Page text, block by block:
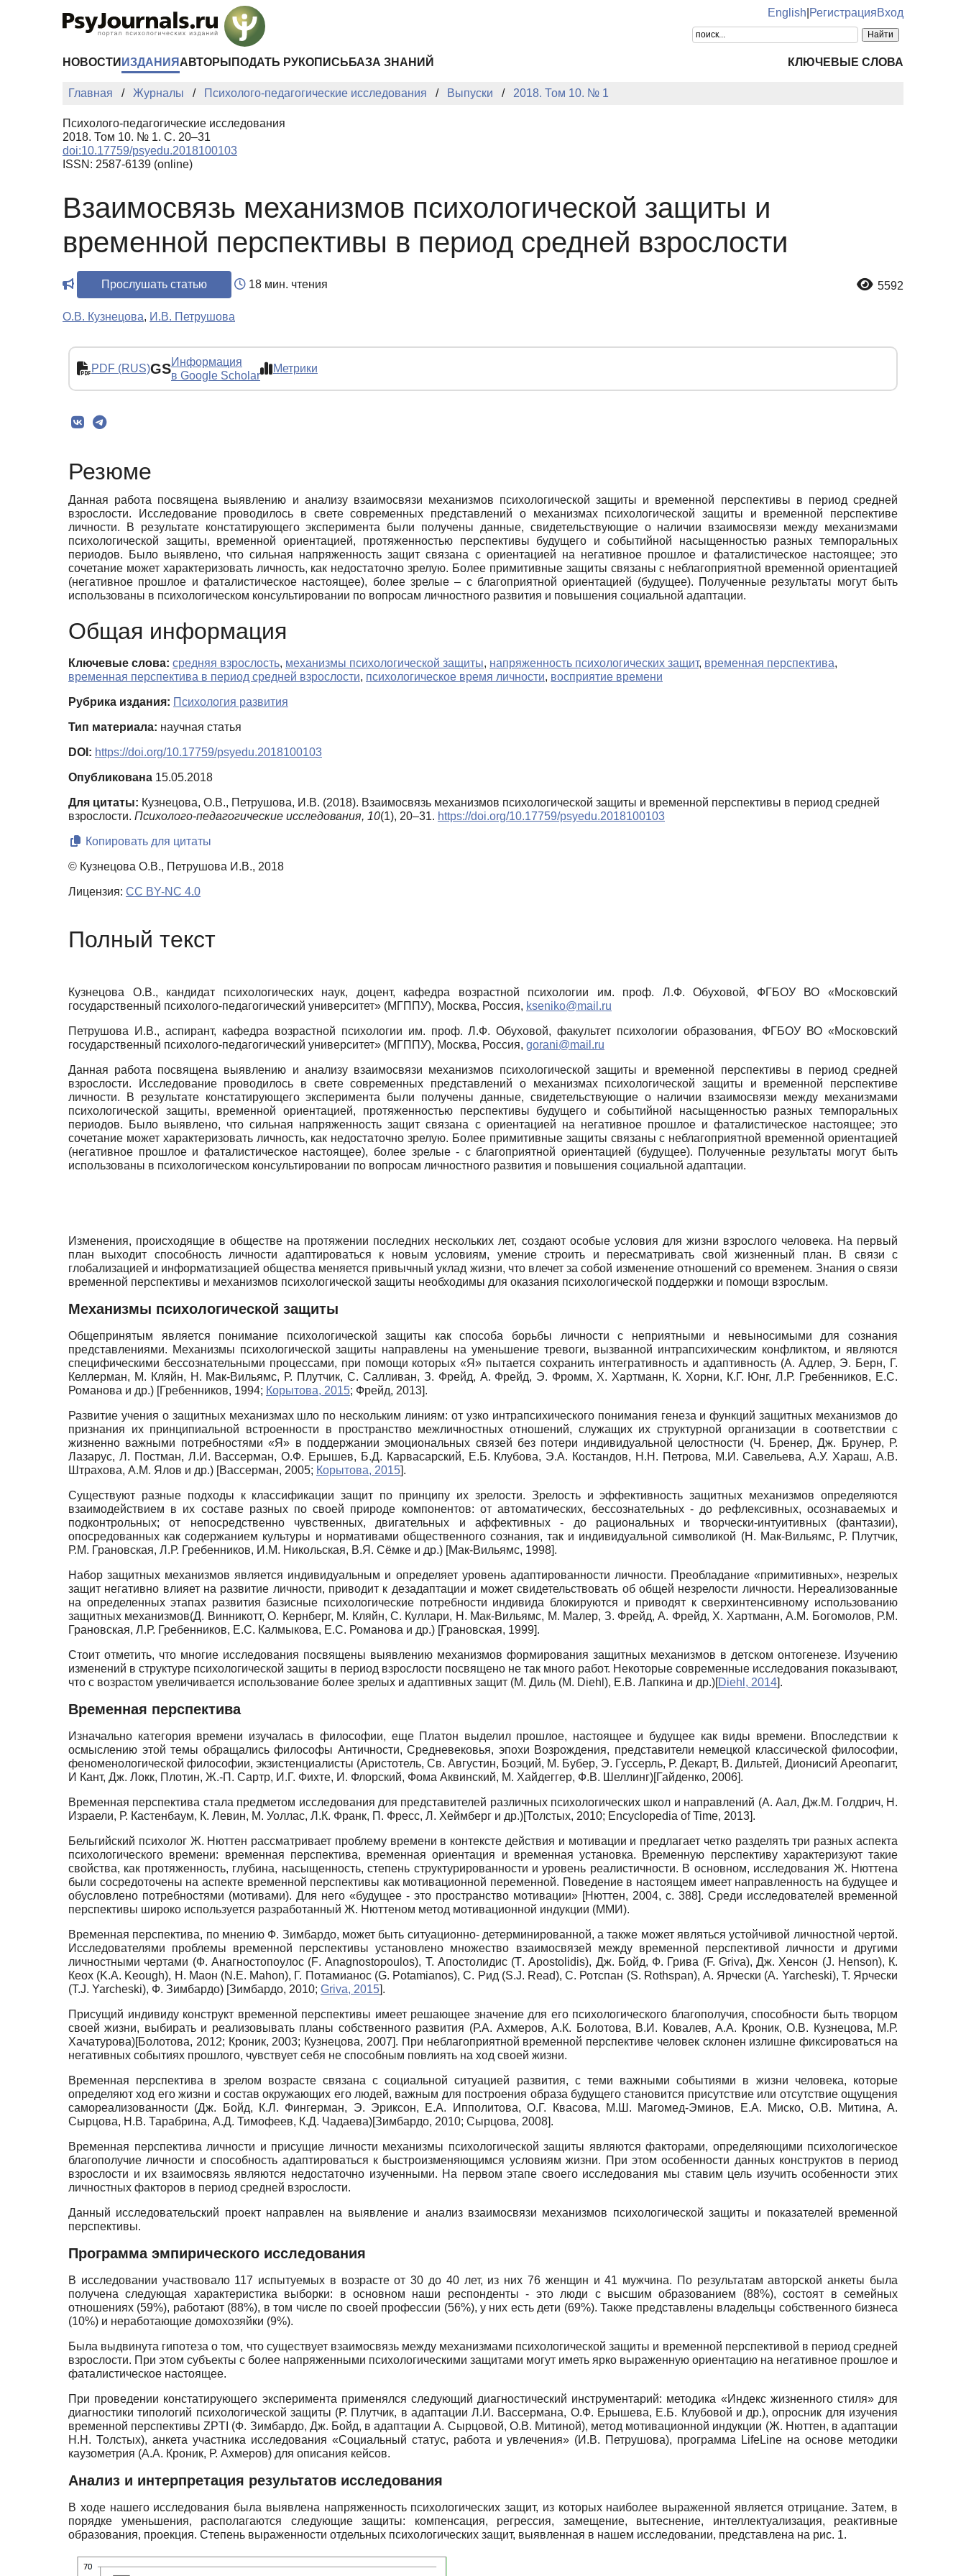
English РегистрацияВход
НОВОСТИ ИЗДАНИЯ АВТОРЫ ПОДАТЬ РУКОПИСЬ БАЗА ЗНАНИЙ КЛЮЧЕВЫЕ СЛОВА
Главная Журналы Психолого-педагогические исследования Выпуски 2018. Том 10. № 1
Психолого-педагогические исследования
2018. Том 10. № 1. С. 20–31
doi:10.17759/psyedu.2018100103
ISSN: 2587-6139 (online)
Взаимосвязь механизмов психологической защиты и
временной перспективы в период средней взрослости
Прослушать статью 18 мин. чтения 5592
О.В. Кузнецова, И.В. Петрушова
PDF (RUS)GSИнформация
в Google Scholar
Метрики
Резюме
Данная работа посвящена выявлению и анализу взаимосвязи механизмов психологической защиты и временной перспективы в период средней
взрослости. Исследование проводилось в свете современных представлений о механизмах психологической защиты и временной перспективе
личности. В результате констатирующего эксперимента были получены данные, свидетельствующие о наличии взаимосвязи между механизмами
психологической защиты, временной ориентацией, протяженностью перспективы будущего и событийной насыщенностью разных темпоральных
периодов. Было выявлено, что сильная напряженность защит связана с ориентацией на негативное прошлое и фаталистическое настоящее; это
сочетание может характеризовать личность, как недостаточно зрелую. Более примитивные защиты связаны с неблагоприятной временной ориентацией
(негативное прошлое и фаталистическое настоящее), более зрелые – с благоприятной ориентацией (будущее). Полученные результаты могут быть
использованы в психологическом консультировании по вопросам личностного развития и повышения социальной адаптации.
Общая информация
Ключевые слова: средняя взрослость, механизмы психологической защиты, напряженность психологических защит, временная перспектива,
временная перспектива в период средней взрослости, психологическое время личности, восприятие времени
Рубрика издания: Психология развития
Тип материала: научная статья
DOI: https://doi.org/10.17759/psyedu.2018100103
Опубликована 15.05.2018
Для цитаты: Кузнецова, О.В., Петрушова, И.В. (2018). Взаимосвязь механизмов психологической защиты и временной перспективы в период средней
взрослости. Психолого-педагогические исследования, 10(1), 20–31. https://doi.org/10.17759/psyedu.2018100103
Копировать для цитаты
© Кузнецова О.В., Петрушова И.В., 2018
Лицензия: CC BY-NC 4.0
Полный текст
Кузнецова О.В., кандидат психологических наук, доцент, кафедра возрастной психологии им. проф. Л.Ф. Обуховой, ФГБОУ ВО «Московский
государственный психолого-педагогический университет» (МГППУ), Москва, Россия, kseniko@mail .ru
Петрушова И.В., аспирант, кафедра возрастной психологии им. проф. Л.Ф. Обуховой, факультет психологии образования, ФГБОУ ВО «Московский
государственный психолого-педагогический университет» (МГППУ), Москва, Россия, gorani@mail.ru
Данная работа посвящена выявлению и анализу взаимосвязи механизмов психологической защиты и временной перспективы в период средней
взрослости. Исследование проводилось в свете современных представлений о механизмах психологической защиты и временной перспективе
личности. В результате констатирующего эксперимента были получены данные, свидетельствующие о наличии взаимосвязи между механизмами
психологической защиты, временной ориентацией, протяженностью перспективы будущего и событийной насыщенностью разных темпоральных
периодов. Было выявлено, что сильная напряженность защит связана с ориентацией на негативное прошлое и фаталистическое настоящее; это
сочетание может характеризовать личность, как недостаточно зрелую. Более примитивные защиты связаны с неблагоприятной временной ориентацией
(негативное прошлое и фаталистическое настоящее), более зрелые - с благоприятной ориентацией (будущее). Полученные результаты могут быть
использованы в психологическом консультировании по вопросам личностного развития и повышения социальной адаптации.
Изменения, происходящие в обществе на протяжении последних нескольких лет, создают особые условия для жизни взрослого человека. На первый
план выходит способность личности адаптироваться к новым условиям, умение строить и пересматривать свой жизненный план. В связи с
глобализацией и информатизацией общества меняется привычный уклад жизни, что влечет за собой изменение отношений со временем. Знания о связи
временной перспективы и механизмов психологической защиты необходимы для оказания психологической поддержки и помощи взрослым.
Механизмы психологической защиты
Общепринятым является понимание психологической защиты как способа борьбы личности с неприятными и невыносимыми для сознания
представлениями. Механизмы психологической защиты направлены на уменьшение тревоги, вызванной интрапсихическим конфликтом, и являются
специфическими бессознательными процессами, при помощи которых «Я» пытается сохранить интегративность и адаптивность (А. Адлер, Э. Берн, Г.
Келлерман, М. Кляйн, Н. Мак-Вильямс, Р. Плутчик, С. Салливан, З. Фрейд, А. Фрейд, Э. Фромм, Х. Хартманн, К. Хорни, К.Г. Юнг, Л.Р. Гребенников, Е.С.
Романова и др.) [Гребенников, 1994; Корытова, 2015; Фрейд, 2013].
Развитие учения о защитных механизмах шло по нескольким линиям: от узко интрапсихического понимания генеза и функций защитных механизмов до
признания их принципиальной встроенности в пространство межличностных отношений, служащих их структурной организации в соответствии с
жизненно важными потребностями «Я» в поддержании эмоциональных связей без потери индивидуальной целостности (Ч. Бренер, Дж. Брунер, Р.
Лазарус, Л. Постман, Л.И. Вассерман, О.Ф. Ерышев, Б.Д. Карвасарский, Е.Б. Клубова, Э.А. Костандов, Н.Н. Петрова, М.И. Савельева, А.У. Хараш, А.В.
Штрахова, А.М. Ялов и др.) [Вассерман, 2005; Корытова, 2015].
Существуют разные подходы к классификации защит по принципу их зрелости. Зрелость и эффективность защитных механизмов определяются
взаимодействием в их составе разных по своей природе компонентов: от автоматических, бессознательных - до рефлексивных, осознаваемых и
подконтрольных; от непосредственно чувственных, двигательных и аффективных - до рациональных и творчески-интуитивных (фантазии),
опосредованных как содержанием культуры и нормативами общественного сознания, так и индивидуальной символикой (Н. Мак-Вильямс, Р. Плутчик,
Р.М. Грановская, Л.Р. Гребенников, И.М. Никольская, В.Я. Сёмке и др.) [Мак-Вильямс, 1998].
Набор защитных механизмов является индивидуальным и определяет уровень адаптированности личности. Преобладание «примитивных», незрелых
защит негативно влияет на развитие личности, приводит к дезадаптации и может свидетельствовать об общей незрелости личности. Нереализованные
на определенных этапах развития базисные психологические потребности индивида блокируются и приводят к сверхинтенсивному использованию
защитных механизмов(Д. Винникотт, О. Кернберг, М. Кляйн, С. Куллари, Н. Мак-Вильямс, М. Малер, З. Фрейд, А. Фрейд, Х. Хартманн, А.М. Богомолов, Р.М.
Грановская, Л.Р. Гребенников, Е.С. Калмыкова, Е.С. Романова и др.) [Грановская, 1999].
Стоит отметить, что многие исследования посвящены выявлению механизмов формирования защитных механизмов в детском онтогенезе. Изучению
изменений в структуре психологической защиты в период взрослости посвящено не так много работ. Некоторые современные исследования показывают,
что с возрастом увеличивается использование более зрелых и адаптивных защит (М. Диль (M. Diehl ), Е.В. Лапкина и др.)[Diehl, 2014].
Временная перспектива
Изначально категория времени изучалась в философии, еще Платон выделил прошлое, настоящее и будущее как виды времени. Впоследствии к
осмыслению этой темы обращались философы Античности, Средневековья, эпохи Возрождения, представители немецкой классической философии,
феноменологической философии, экзистенциалисты (Аристотель, Св. Августин, Боэций, М. Бубер, Э. Гуссерль, Р. Декарт, В. Дильтей, Дионисий Ареопагит,
И Кант, Дж. Локк, Плотин, Ж.-П. Сартр, И.Г. Фихте, И. Флорский, Фома Аквинский, М. Хайдеггер, Ф.В. Шеллинг)[Гайденко, 2006].
Временная перспектива стала предметом исследования для представителей различных психологических школ и направлений (А. Аал, Дж.М. Голдрич, Н.
Израели, Р. Кастенбаум, К. Левин, М. Уоллас, Л.К. Франк, П. Фресс, Л. Хеймберг и др.)[Толстых, 2010; Encyclopedia of Time, 2013].
Бельгийский психолог Ж. Нюттен рассматривает проблему времени в контексте действия и мотивации и предлагает четко разделять три разных аспекта
психологического времени: временная перспектива, временная ориентация и временная установка. Временную перспективу характеризуют такие
свойства, как протяженность, глубина, насыщенность, степень структурированности и уровень реалистичности. В основном, исследования Ж. Нюттена
были сосредоточены на аспекте временной перспективы как мотивационной переменной. Поведение в настоящем имеет направленность на будущее и
обусловлено потребностями (мотивами). Для него «будущее - это пространство мотивации» [Нюттен, 2004, с. 388]. Среди исследователей временной
перспективы широко используется разработанный Ж. Нюттеном метод мотивационной индукции (ММИ).
Временная перспектива, по мнению Ф. Зимбардо, может быть ситуационно- детерминированной, а также может являться устойчивой личностной чертой.
Исследователями проблемы временной перспективы установлено множество взаимосвязей между временной перспективой личности и другими
личностными чертами (Ф. Анагностопоулос (F.Anagnostopoulos), Т. Апостолидис (T.Apostolidis), Дж. Бойд, Ф. Грива (F. Griva), Дж. Хенсон (J. Henson), К.
Кеох (K.A. Keough), Н. Маон (N.E. Mahon), Г. Потамианос (G. Potamianos),С. Рид (S.J. Read),С. Ротспан (S. Rothspan),А. Ярчески (A. Yarcheski), Т. Ярчески
(T.J. Yarcheski), Ф. Зимбардо) [Зимбардо, 2010; Griva, 2015].
Присущий индивиду конструкт временной перспективы имеет решающее значение для его психологического благополучия, способности быть творцом
своей жизни, выбирать и реализовывать планы собственного развития (Р.А. Ахмеров, А.К. Болотова, В.И. Ковалев, А.А. Кроник, О.В. Кузнецова, М.Р.
Хачатурова)[Болотова, 2012; Кроник, 2003; Кузнецова, 2007]. При неблагоприятной временной перспективе человек склонен излишне фиксироваться на
негативных событиях прошлого, чувствует себя не способным повлиять на ход своей жизни.
Временная перспектива в зрелом возрасте связана с социальной ситуацией развития, с теми важными событиями в жизни человека, которые
определяют ход его жизни и состав окружающих его людей, важным для построения образа будущего становится присутствие или отсутствие ощущения
самореализованности (Дж. Бойд, К.Л. Фингерман, Э. Эриксон, Е.А. Ипполитова, О.Г. Квасова, М.Ш. Магомед-Эминов, Е.А. Миско, О.В. Митина, А.
Сырцова, Н.В. Тарабрина, А.Д. Тимофеев, К.Д. Чадаева)[Зимбардо, 2010; Сырцова, 2008].
Временная перспектива личности и присущие личности механизмы психологической защиты являются факторами, определяющими психологическое
благополучие личности и способность адаптироваться к быстроизменяющимся условиям жизни. При этом особенности данных конструктов в период
взрослости и их взаимосвязь являются недостаточно изученными. На первом этапе своего исследования мы ставим цель изучить особенности этих
личностных факторов в период средней взрослости.
Данный исследовательский проект направлен на выявление и анализ взаимосвязи механизмов психологической защиты и показателей временной
перспективы.
Программа эмпирического исследования
В исследовании участвовало 117 испытуемых в возрасте от 30 до 40 лет, из них 76 женщин и 41 мужчина. По результатам авторской анкеты была
получена следующая характеристика выборки: в основном наши респонденты - это люди с высшим образованием (88%), состоят в семейных
отношениях (59%), работают (88%), в том числе по своей профессии (56%), у них есть дети (69%). Также представлены владельцы собственного бизнеса
(10%) и неработающие домохозяйки (9%).
Была выдвинута гипотеза о том, что существует взаимосвязь между механизмами психологической защиты и временной перспективой в период средней
взрослости. При этом субъекты с более напряженными психологическими защитами могут иметь ярко выраженную ориентацию на негативное прошлое и
фаталистическое настоящее.
При проведении констатирующего эксперимента применялся следующий диагностический инструментарий: методика «Индекс жизненного стиля» для
диагностики типологий психологической защиты (Р. Плутчик, в адаптации Л.И. Вассермана, О.Ф. Ерышева, Е.Б. Клубовой и др.), опросник для изучения
временной перспективыZPTI (Ф. Зимбардо, Дж. Бойд, в адаптации А. Сырцовой, О.В. Митиной), метод мотивационной индукции (Ж. Нюттен, в адаптации
Н.Н. Толстых), анкета участника исследования «Социальный статус, работа и увлечения» (И.В. Петрушова), программа
LifeLine на основе методики
каузометрия (А.А. Кроник, Р. Ахмеров) для описания кейсов.
Анализ и интерпретация результатов исследования
В ходе нашего исследования была выявлена напряженность психологических защит, из которых наиболее выраженной является отрицание. Затем, в
порядке уменьшения, располагаются следующие защиты: компенсация, регрессия, замещение, вытеснение, интеллектуализация, реактивные
образования, проекция. Степень выраженности отдельных психологических защит, выявленная в нашем исследовании, представлена на рис. 1.